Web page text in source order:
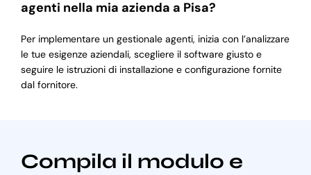
agenti nella mia azienda a Pisa?
Per implementare un gestionale agenti, inizia con l’analizzare
le tue esigenze aziendali, scegliere il software giusto e
seguire le istruzioni di installazione e configurazione fornite
dal fornitore.
Compila il modulo e